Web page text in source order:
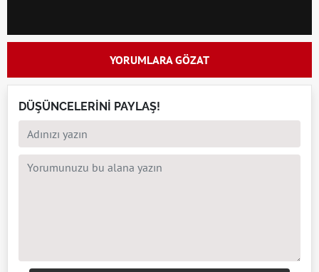
YORUMLARA GÖZAT
DÜŞÜNCELERİNİ PAYLAŞ!